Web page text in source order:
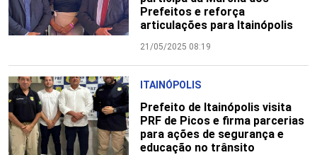
Prefeitos e reforça
articulações para Itainópolis
21/05/2025 08:19
ITAINÓPOLIS
Prefeito de Itainópolis visita
PRF de Picos e firma parcerias
para ações de segurança e
educação no trânsito